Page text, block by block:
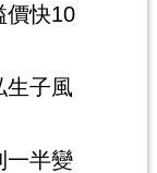
價快10
生子風
半變